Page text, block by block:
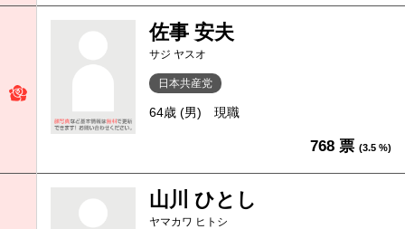
佐事 安夫
サジ ヤスオ
日本共産党
64歳 (男) 現職
768 票 (3.5 %)
山川 ひとし
ヤマカワ ヒトシ